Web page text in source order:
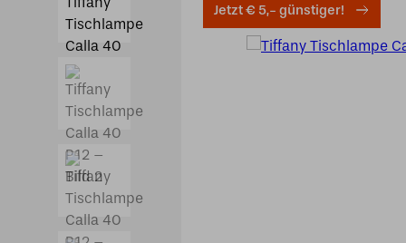
Jetzt € 5,- günstiger!